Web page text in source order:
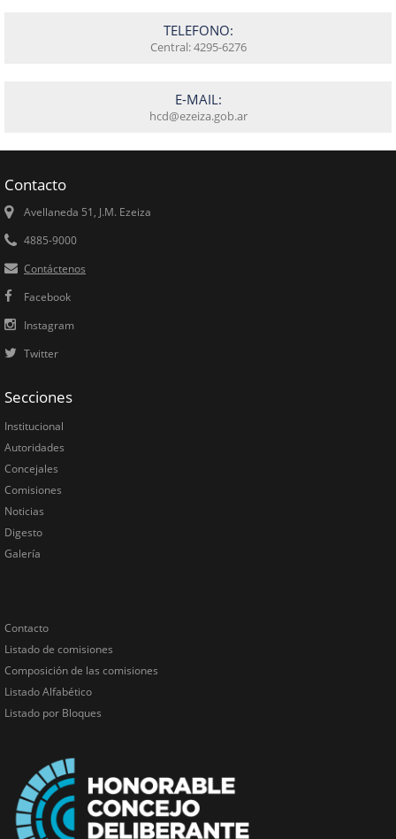
TELEFONO:
Central: 4295-6276
E-MAIL:
hcd@ezeiza.gob.ar
Contacto
Avellaneda 51, J.M. Ezeiza
4885-9000
Contáctenos
Facebook
Instagram
Twitter
Secciones
Institucional
Autoridades
Concejales
Comisiones
Noticias
Digesto
Galería
Contacto
Listado de comisiones
Composición de las comisiones
Listado Alfabético
Listado por Bloques